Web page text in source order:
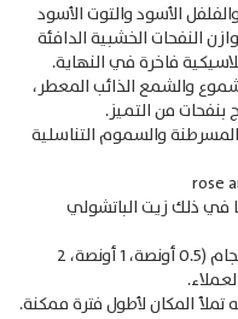
الأسود والتوت الأسود
النفحات الخشبية الدافئة
فاخرة في النهاية.
والشمع الذائب المعطر،
بنفحات من التميز.
المسرطنة والسموم التناسلية
في ذلك زيت الباتشولي
متوفر في متجرنا بأحجام (0.5 أونصة، 1 أونصة، 2
تملأ المكان لأطول فترة ممكنة.